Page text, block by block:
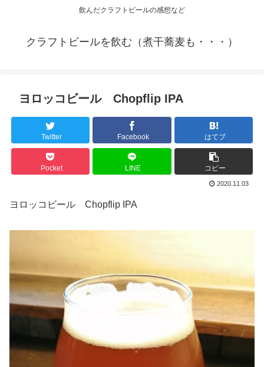
飲んだクラフトビールの感想など
クラフトビールを飲む（煮干蕎麦も・・・）
ヨロッコビール Chopflip IPA
Twitter Facebook はてブ
Pocket LINE コピー
2020.11.03
ヨロッコビール Chopflip IPA